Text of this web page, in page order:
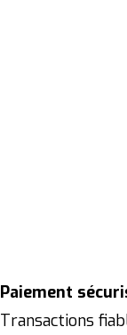
Paiement
Transactions